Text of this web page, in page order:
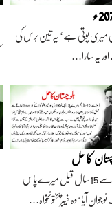
میری پوتی ہے‘ یہ تین برس کی
یہ سارا…
کا حل
آج سے 15 سال قبل میرے پاس
آیا‘ وہ خیبرپختونخواہ…